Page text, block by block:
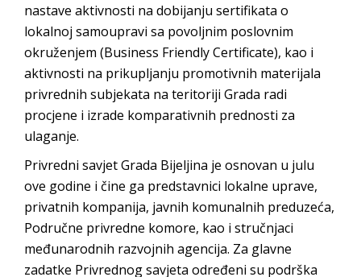
nastave aktivnosti na dobijanju sertifikata o
lokalnoj samoupravi sa povoljnim poslovnim
okruženjem (Business Friendly Certificate), kao i
aktivnosti na prikupljanju promotivnih materijala
privrednih subjekata na teritoriji Grada radi
procjene i izrade komparativnih prednosti za
ulaganje.
Privredni savjet Grada Bijeljina je osnovan u julu
ove godine i čine ga predstavnici lokalne uprave,
privatnih kompanija, javnih komunalnih preduzeća,
Područne privredne komore, kao i stručnjaci
međunarodnih razvojnih agencija. Za glavne
zadatke Privrednog savjeta određeni su podrška